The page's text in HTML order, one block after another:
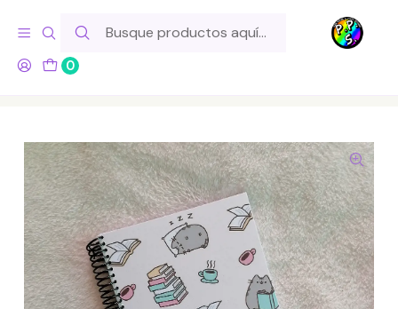
0
Hola! Si tu pedido incluye productos de fabricación propia,
ten en cuenta este tiempo para el despacho
Inicio Lo Hacemos Nosotros